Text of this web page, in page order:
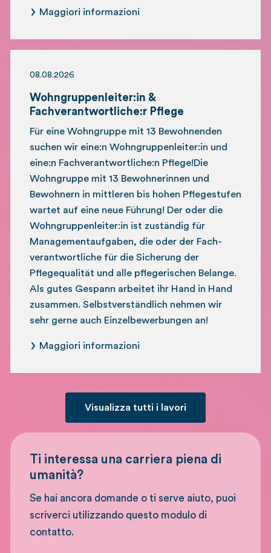
Maggiori informazioni
08.08.2026
Wohngruppenleiter:in &
Fachverantwortliche:r Pflege
Für eine Wohngruppe mit 13 Bewohnenden
suchen wir eine:n Wohngruppenleiter:in und
eine:n Fachverantwortliche:n Pflege!Die
Wohngruppe mit 13 Bewohnerinnen und
Bewohnern in mittleren bis hohen Pflegestufen
wartet auf eine neue Führung! Der oder die
Wohngruppenleiter:in ist zuständig für
Management­aufgaben, die oder der Fach­
verantwortliche für die Sicherung der
Pflegequalität und alle pflegerischen Belange.
Als gutes Gespann arbeitet ihr Hand in Hand
zusammen. Selbstverständlich nehmen wir
sehr gerne auch Einzelbewerbungen an!
Maggiori informazioni
Visualizza tutti i lavori
Ti interessa una carriera piena di
umanità?
Se hai ancora domande o ti serve aiuto, puoi
scriverci utilizzando questo modulo di
contatto.